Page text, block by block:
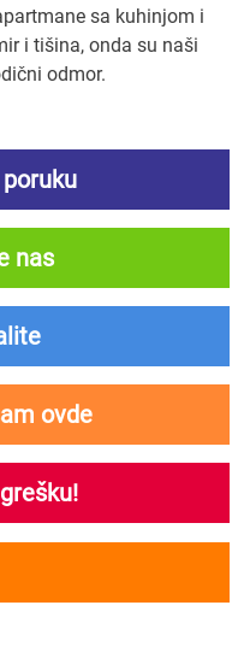
sa kuhinjom i
i tišina, onda su naši
odmor.
nas
ovde